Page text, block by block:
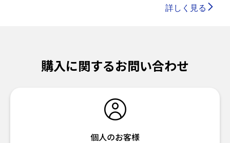
詳しく見る
購入に関するお問い合わせ
個人のお客様